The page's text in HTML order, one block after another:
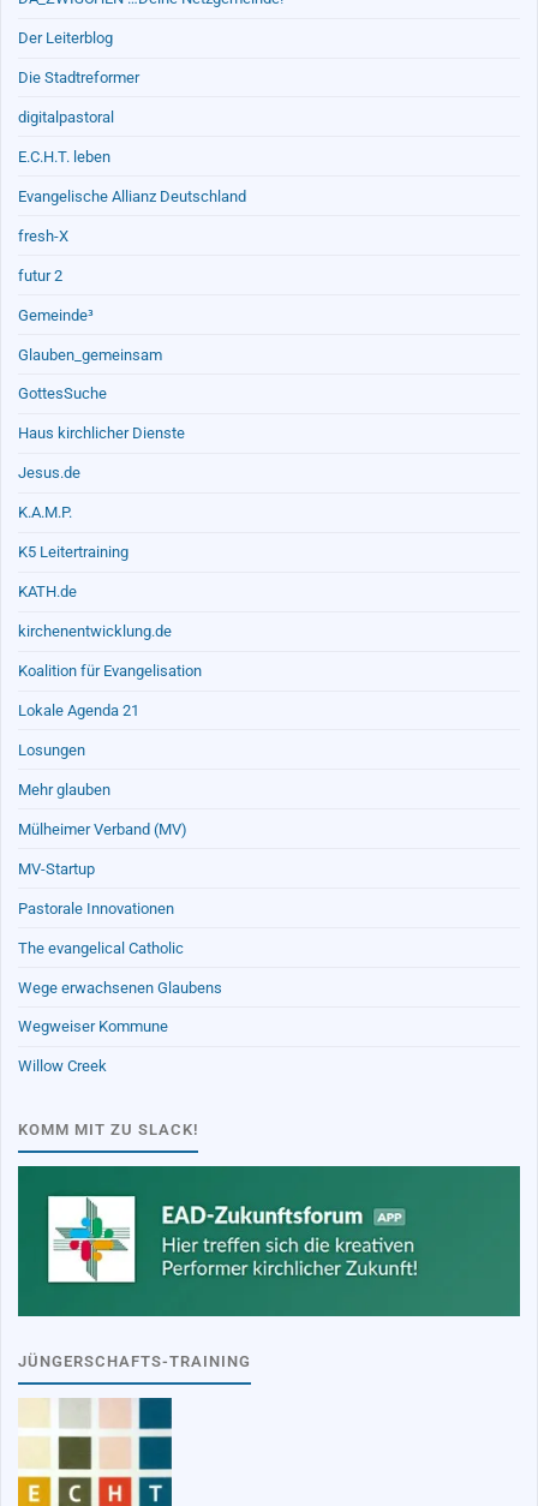
Der Leiterblog
Die Stadtreformer
digitalpastoral
E.C.H.T. leben
Evangelische Allianz Deutschland
fresh-X
futur 2
Gemeinde³
Glauben_gemeinsam
GottesSuche
Haus kirchlicher Dienste
Jesus.de
K.A.M.P.
K5 Leitertraining
KATH.de
kirchenentwicklung.de
Koalition für Evangelisation
Lokale Agenda 21
Losungen
Mehr glauben
Mülheimer Verband (MV)
MV-Startup
Pastorale Innovationen
The evangelical Catholic
Wege erwachsenen Glaubens
Wegweiser Kommune
Willow Creek
KOMM MIT ZU SLACK!
JÜNGERSCHAFTS-TRAINING